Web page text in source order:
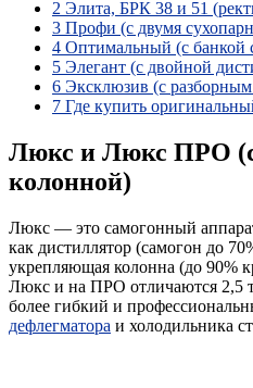
2 Элита, БРК 38 и 51
3 Профи (с двумя
4 Оптимальный (с банкой
5 Элегант (с двойной
6 Эксклюзив (с
7 Где купить
Люкс и Люкс ПРО
колонной)
Люкс — это самогонный
как дистиллятор (самогон до
укрепляющая колонна (до 90%
Люкс и на ПРО отличаются 2,5
более гибкий и
дефлегматора и холодильника